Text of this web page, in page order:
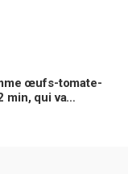
œufs-tomate-
min, qui va